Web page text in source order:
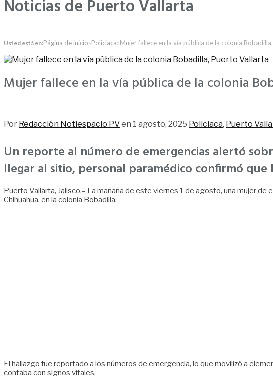
Noticias de Puerto Vallarta
Usted está en:Página de inicio»Policiaca»Mujer fallece en la vía pública de la colonia
Mujer fallece en la vía pública de la colonia
Por Redacción Notiespacio PVen 1 agosto, 2025 Policiaca, Puerto
Un reporte al número de emergencias alertó
llegar al sitio, personal paramédico confirmó
Puerto Vallarta, Jalisco.– La mañana de este viernes 1 de agosto, una mujer
Chihuahua, en la colonia Bobadilla.
El hallazgo fue reportado a los números de emergencia, lo que movilizó a
contaba con signos vitales.